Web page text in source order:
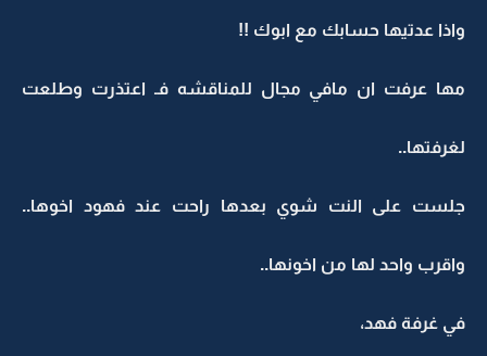
واذا عدتيها حسابك مع ابوك !!
مها عرفت ان مافي مجال للمناقشه فـ اعتذرت وطلعت
لغرفتها..
جلست على النت شوي بعدها راحت عند فهود اخوها..
واقرب واحد لها من اخونها..
في غرفة فهد،